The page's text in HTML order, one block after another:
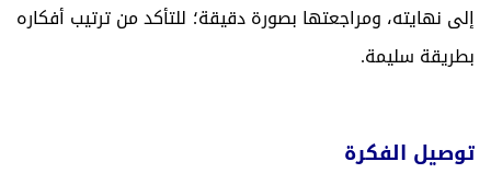
إلى نهايته، ومراجعتها بصورة دقيقة؛ للتأكد من ترتيب أفكاره
بطريقة سليمة.
توصيل الفكرة